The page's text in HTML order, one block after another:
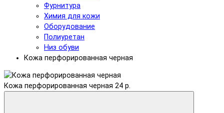
Фурнитура
Химия для кожи
Оборудование
Полиуретан
Низ обуви
Кожа перфорированная черная
Кожа перфорированная черная 24 р.